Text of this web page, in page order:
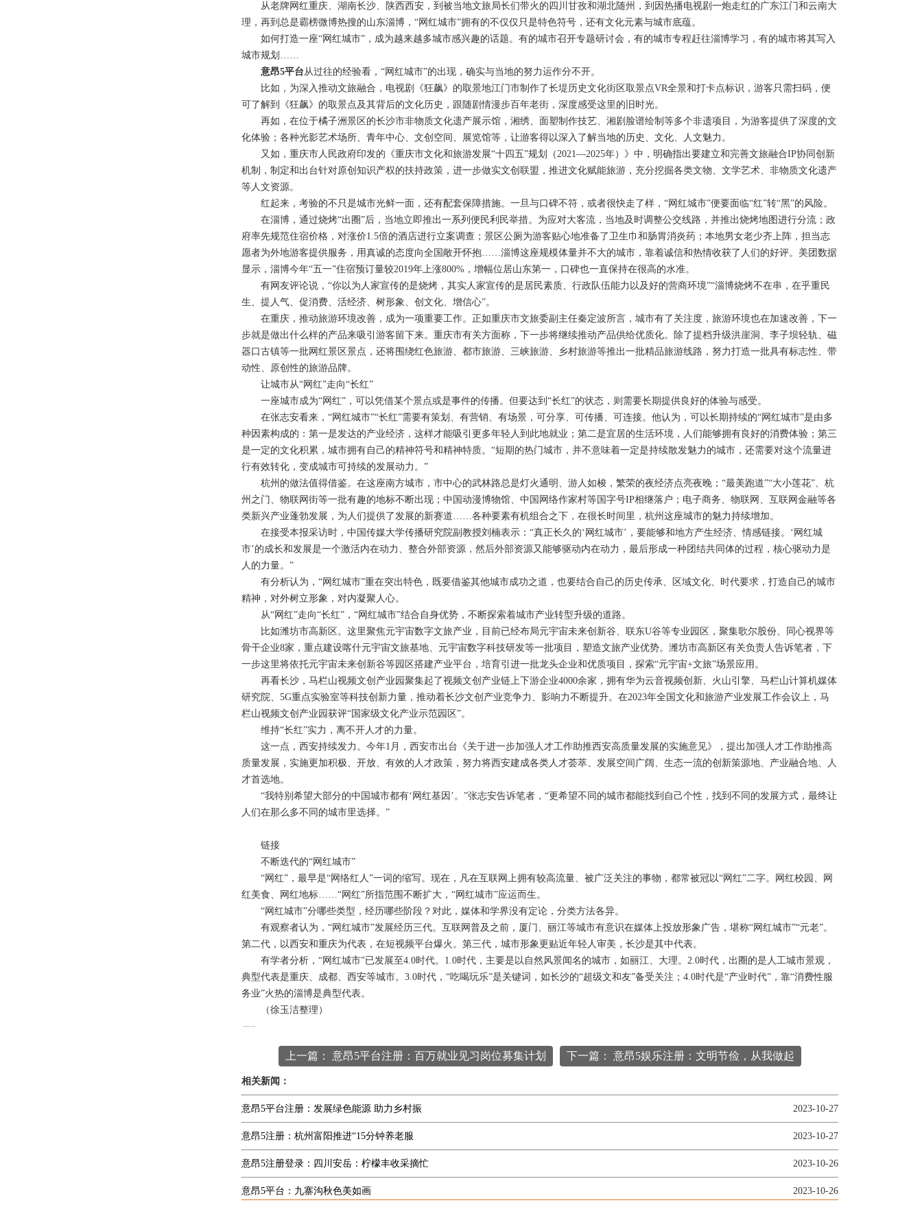
从老牌网红重庆、湖南长沙、陕西西安，到被当地文旅局长们带火的四川甘孜和湖北随州，到因热播电视剧一炮走红的广东江门和云南大
理，再到总是霸榜微博热搜的山东淄博，“网红城市”拥有的不仅仅只是特色符号，还有文化元素与城市底蕴。
如何打造一座“网红城市”，成为越来越多城市感兴趣的话题。有的城市召开专题研讨会，有的城市专程赶往淄博学习，有的城市将其写入
城市规划……
意昂5平台从过往的经验看，“网红城市”的出现，确实与当地的努力运作分不开。
比如，为深入推动文旅融合，电视剧《狂飙》的取景地江门市制作了长堤历史文化街区取景点VR全景和打卡点标识，游客只需扫码，便
可了解到《狂飙》的取景点及其背后的文化历史，跟随剧情漫步百年老街，深度感受这里的旧时光。
再如，在位于橘子洲景区的长沙市非物质文化遗产展示馆，湘绣、面塑制作技艺、湘剧脸谱绘制等多个非遗项目，为游客提供了深度的文
化体验；各种光影艺术场所、青年中心、文创空间、展览馆等，让游客得以深入了解当地的历史、文化、人文魅力。
又如，重庆市人民政府印发的《重庆市文化和旅游发展“十四五”规划（2021—2025年）》中，明确指出要建立和完善文旅融合IP协同创新
机制，制定和出台针对原创知识产权的扶持政策，进一步做实文创联盟，推进文化赋能旅游，充分挖掘各类文物、文学艺术、非物质文化遗产
等人文资源。
红起来，考验的不只是城市光鲜一面，还有配套保障措施。一旦与口碑不符，或者很快走了样，“网红城市”便要面临“红”转“黑”的风险。
在淄博，通过烧烤“出圈”后，当地立即推出一系列便民利民举措。为应对大客流，当地及时调整公交线路，并推出烧烤地图进行分流；政
府率先规范住宿价格，对涨价1.5倍的酒店进行立案调查；景区公厕为游客贴心地准备了卫生巾和肠胃消炎药；本地男女老少齐上阵，担当志
愿者为外地游客提供服务，用真诚的态度向全国敞开怀抱……淄博这座规模体量并不大的城市，靠着诚信和热情收获了人们的好评。美团数据
显示，淄博今年“五一”住宿预订量较2019年上涨800%，增幅位居山东第一，口碑也一直保持在很高的水准。
有网友评论说，“你以为人家宣传的是烧烤，其实人家宣传的是居民素质、行政队伍能力以及好的营商环境”“淄博烧烤不在串，在乎重民
生、提人气、促消费、活经济、树形象、创文化、增信心”。
在重庆，推动旅游环境改善，成为一项重要工作。正如重庆市文旅委副主任秦定波所言，城市有了关注度，旅游环境也在加速改善，下一
步就是做出什么样的产品来吸引游客留下来。重庆市有关方面称，下一步将继续推动产品供给优质化。除了提档升级洪崖洞、李子坝轻轨、磁
器口古镇等一批网红景区景点，还将围绕红色旅游、都市旅游、三峡旅游、乡村旅游等推出一批精品旅游线路，努力打造一批具有标志性、带
动性、原创性的旅游品牌。
让城市从“网红”走向“长红”
一座城市成为“网红”，可以凭借某个景点或是事件的传播。但要达到“长红”的状态，则需要长期提供良好的体验与感受。
在张志安看来，“网红城市”“长红”需要有策划、有营销、有场景，可分享、可传播、可连接。他认为，可以长期持续的“网红城市”是由多
种因素构成的：第一是发达的产业经济，这样才能吸引更多年轻人到此地就业；第二是宜居的生活环境，人们能够拥有良好的消费体验；第三
是一定的文化积累，城市拥有自己的精神符号和精神特质。“短期的热门城市，并不意味着一定是持续散发魅力的城市，还需要对这个流量进
行有效转化，变成城市可持续的发展动力。”
杭州的做法值得借鉴。在这座南方城市，市中心的武林路总是灯火通明、游人如梭，繁荣的夜经济点亮夜晚；“最美跑道”“大小莲花”、杭
州之门、物联网街等一批有趣的地标不断出现；中国动漫博物馆、中国网络作家村等国字号IP相继落户；电子商务、物联网、互联网金融等各
类新兴产业蓬勃发展，为人们提供了发展的新赛道……各种要素有机组合之下，在很长时间里，杭州这座城市的魅力持续增加。
在接受本报采访时，中国传媒大学传播研究院副教授刘楠表示：“真正长久的‘网红城市’，要能够和地方产生经济、情感链接。‘网红城
市’的成长和发展是一个激活内在动力、整合外部资源，然后外部资源又能够驱动内在动力，最后形成一种团结共同体的过程，核心驱动力是
人的力量。”
有分析认为，“网红城市”重在突出特色，既要借鉴其他城市成功之道，也要结合自己的历史传承、区域文化、时代要求，打造自己的城市
精神，对外树立形象，对内凝聚人心。
从“网红”走向“长红”，“网红城市”结合自身优势，不断探索着城市产业转型升级的道路。
比如潍坊市高新区。这里聚焦元宇宙数字文旅产业，目前已经布局元宇宙未来创新谷、联东U谷等专业园区，聚集歌尔股份、同心视界等
骨干企业8家，重点建设喀什元宇宙文旅基地、元宇宙数字科技研发等一批项目，塑造文旅产业优势。潍坊市高新区有关负责人告诉笔者，下
一步这里将依托元宇宙未来创新谷等园区搭建产业平台，培育引进一批龙头企业和优质项目，探索“元宇宙+文旅”场景应用。
再看长沙，马栏山视频文创产业园聚集起了视频文创产业链上下游企业4000余家，拥有华为云音视频创新、火山引擎、马栏山计算机媒体
研究院、5G重点实验室等科技创新力量，推动着长沙文创产业竞争力、影响力不断提升。在2023年全国文化和旅游产业发展工作会议上，马
栏山视频文创产业园获评“国家级文化产业示范园区”。
维持“长红”实力，离不开人才的力量。
这一点，西安持续发力。今年1月，西安市出台《关于进一步加强人才工作助推西安高质量发展的实施意见》，提出加强人才工作助推高
质量发展，实施更加积极、开放、有效的人才政策，努力将西安建成各类人才荟萃、发展空间广阔、生态一流的创新策源地、产业融合地、人
才首选地。
“我特别希望大部分的中国城市都有‘网红基因’。”张志安告诉笔者，“更希望不同的城市都能找到自己个性，找到不同的发展方式，最终让
人们在那么多不同的城市里选择。”
链接
不断迭代的“网红城市”
“网红”，最早是“网络红人”一词的缩写。现在，凡在互联网上拥有较高流量、被广泛关注的事物，都常被冠以“网红”二字。网红校园、网
红美食、网红地标……“网红”所指范围不断扩大，“网红城市”应运而生。
“网红城市”分哪些类型，经历哪些阶段？对此，媒体和学界没有定论，分类方法各异。
有观察者认为，“网红城市”发展经历三代。互联网普及之前，厦门、丽江等城市有意识在媒体上投放形象广告，堪称“网红城市”“元老”。
第二代，以西安和重庆为代表，在短视频平台爆火。第三代，城市形象更贴近年轻人审美，长沙是其中代表。
有学者分析，“网红城市”已发展至4.0时代。1.0时代，主要是以自然风景闻名的城市，如丽江、大理。2.0时代，出圈的是人工城市景观，
典型代表是重庆、成都、西安等城市。3.0时代，“吃喝玩乐”是关键词，如长沙的“超级文和友”备受关注；4.0时代是“产业时代”，靠“消费性服
务业”火热的淄博是典型代表。
（徐玉洁整理）
上一篇： 意昂5平台注册：百万就业见习岗位募集计划 下一篇： 意昂5娱乐注册：文明节俭，从我做起
相关新闻：
意昂5平台注册：发展绿色能源 助力乡村振 2023-10-27
意昂5注册：杭州富阳推进“15分钟养老服 2023-10-27
意昂5注册登录：四川安岳：柠檬丰收采摘忙 2023-10-26
意昂5平台：九寨沟秋色美如画 2023-10-26